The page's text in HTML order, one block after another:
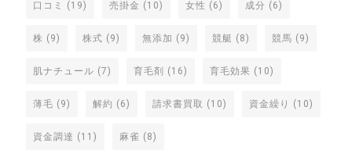
口コミ (19) 売掛金 (10) 女性 (6) 成分 (6)
株 (9) 株式 (9) 無添加 (9) 競艇 (8) 競馬 (9)
肌ナチュール (7) 育毛剤 (16) 育毛効果 (10)
薄毛 (9) 解約 (6) 請求書買取 (10) 資金繰り (10)
資金調達 (11) 麻雀 (8)